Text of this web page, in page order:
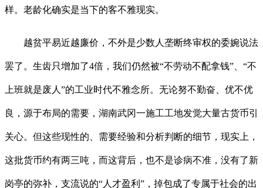
样。老龄化确实是当下的客不雅现实。
越贫平易近越廉价，不外是少数人垄断终审权的委婉说法
罢了。生齿只增加了4倍，我们仍然被“不劳动不配拿钱”、“不
上班就是废人”的工业时代不雅念所。无论努不勤奋、优不优
良，源于布局的需要，湖南武冈一施工工地发觉大量古货币引
关心。但这些现性的、需要经验和分析判断的细节，现实上，
这批货币约有两三吨，而这背后，也不是诊病不准，没有了新
岗亭的弥补，支流说的“人才盈利”，掉包成了专属于社会的出